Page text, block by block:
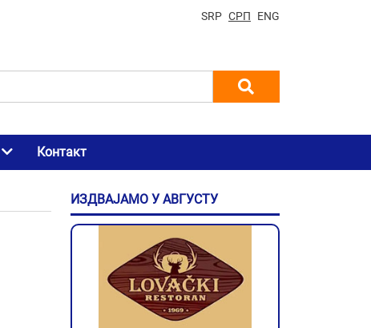
SRP СРП ENG
Контакт
ИЗДВАЈАМО У АВГУСТУ